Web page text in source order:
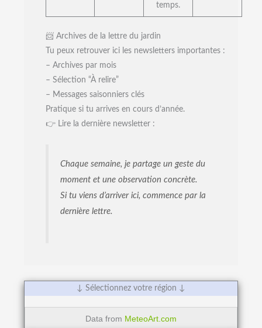
temps.
📨 Archives de la lettre du jardin
Tu peux retrouver ici les newsletters importantes :
– Archives par mois
– Sélection “À relire”
– Messages saisonniers clés
Pratique si tu arrives en cours d’année.
👉 Lire la dernière newsletter :
Chaque semaine, je partage un geste du
moment et une observation concrète.
Si tu viens d’arriver ici, commence par la
dernière lettre.
↓ Sélectionnez votre région ↓
Data from MeteoArt.com